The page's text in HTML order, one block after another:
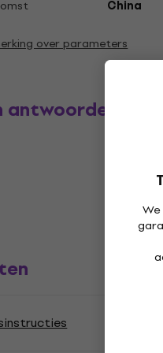
China
over parameters